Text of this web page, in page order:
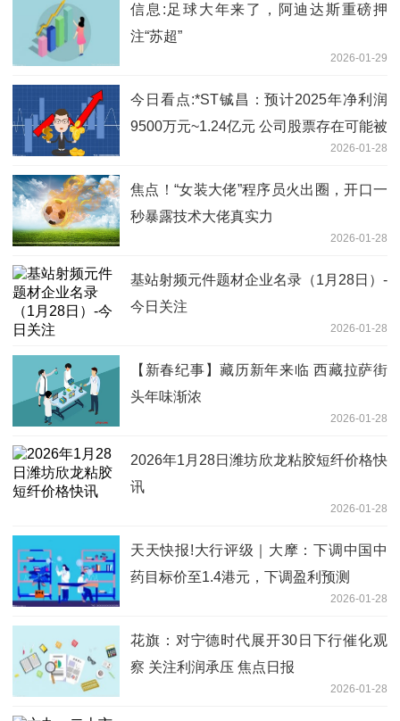
信息:足球大年来了，阿迪达斯重磅押
注“苏超”
2026-01-29
今日看点:*ST铖昌：预计2025年净利润
9500万元~1.24亿元 公司股票存在可能被
2026-01-28
焦点！“女装大佬”程序员火出圈，开口一
秒暴露技术大佬真实力
2026-01-28
基站射频元件题材企业名录（1月28日）-
今日关注
2026-01-28
【新春纪事】藏历新年来临 西藏拉萨街
头年味渐浓
2026-01-28
2026年1月28日潍坊欣龙粘胶短纤价格快
讯
2026-01-28
天天快报!大行评级｜大摩：下调中国中
药目标价至1.4港元，下调盈利预测
2026-01-28
花旗：对宁德时代展开30日下行催化观
察 关注利润承压 焦点日报
2026-01-28